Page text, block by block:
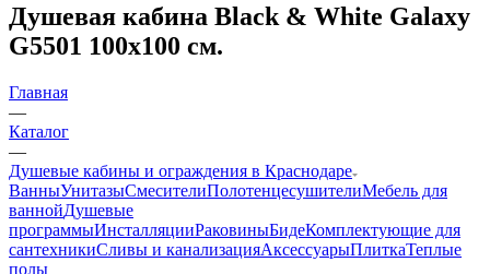
Душевая кабина Black & White Galaxy
G5501 100х100 см.
Главная
—
Каталог
—
Душевые кабины и ограждения в Краснодаре
ВанныУнитазыСмесителиПолотенцесушителиМебель для
ваннойДушевые
программыИнсталляцииРаковиныБидеКомплектующие для
сантехникиСливы и канализацияАксессуарыПлиткаТеплые
полы